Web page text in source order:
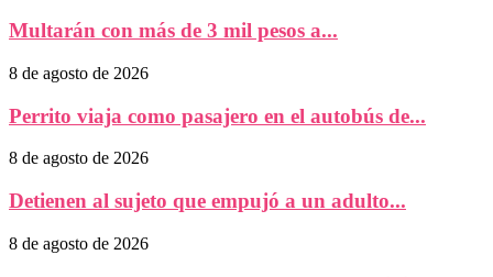
Multarán con más de 3 mil pesos a...
8 de agosto de 2026
Perrito viaja como pasajero en el autobús de...
8 de agosto de 2026
Detienen al sujeto que empujó a un adulto...
8 de agosto de 2026